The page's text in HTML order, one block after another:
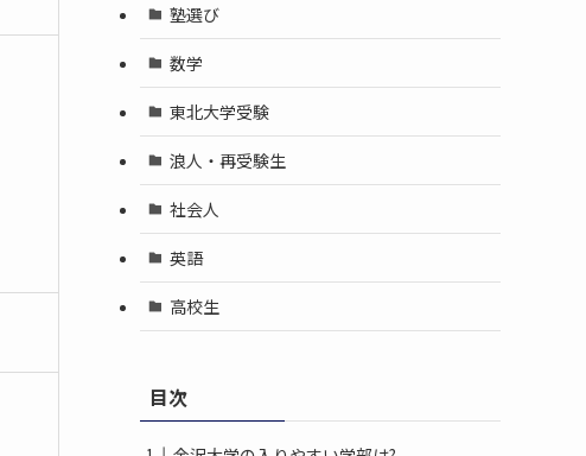
塾選び
数学
東北大学受験
浪人・再受験生
社会人
英語
高校生
目次